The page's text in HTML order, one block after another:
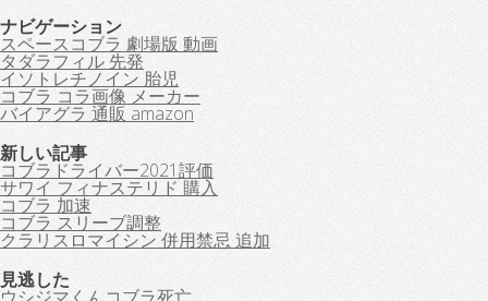
ナビゲーション
スペースコブラ 劇場版 動画
タダラフィル 先発
イソトレチノイン 胎児
コブラ コラ画像 メーカー
バイアグラ 通販 amazon
新しい記事
コブラドライバー2021評価
サワイ フィナステリド 購入
コブラ 加速
コブラ スリーブ調整
クラリスロマイシン 併用禁忌 追加
見逃した